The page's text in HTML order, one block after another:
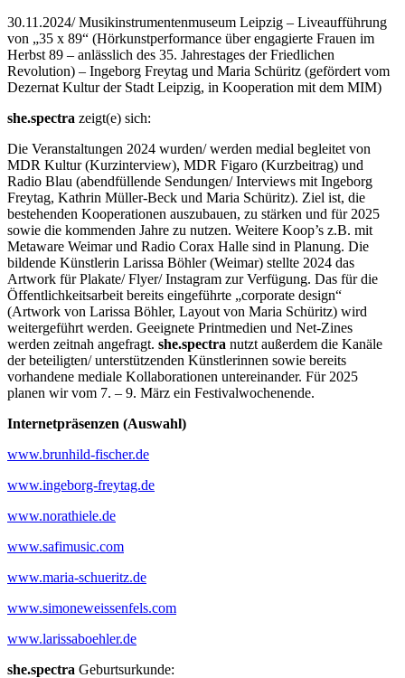
30.11.2024/ Musikinstrumentenmuseum Leipzig – Liveaufführung
von „35 x 89“ (Hörkunstperformance über engagierte Frauen im
Herbst 89 – anlässlich des 35. Jahrestages der Friedlichen
Revolution) – Ingeborg Freytag und Maria Schüritz (gefördert vom
Dezernat Kultur der Stadt Leipzig, in Kooperation mit dem MIM)
she.spectra zeigt(e) sich:
Die Veranstaltungen 2024 wurden/ werden medial begleitet von
MDR Kultur (Kurzinterview), MDR Figaro (Kurzbeitrag) und
Radio Blau (abendfüllende Sendungen/ Interviews mit Ingeborg
Freytag, Kathrin Müller-Beck und Maria Schüritz). Ziel ist, die
bestehenden Kooperationen auszubauen, zu stärken und für 2025
sowie die kommenden Jahre zu nutzen. Weitere Koop’s z.B. mit
Metaware Weimar und Radio Corax Halle sind in Planung. Die
bildende Künstlerin Larissa Böhler (Weimar) stellte 2024 das
Artwork für Plakate/ Flyer/ Instagram zur Verfügung. Das für die
Öffentlichkeitsarbeit bereits eingeführte „corporate design“
(Artwork von Larissa Böhler, Layout von Maria Schüritz) wird
weitergeführt werden. Geeignete Printmedien und Net-Zines
werden zeitnah angefragt. she.spectra nutzt außerdem die Kanäle
der beteiligten/ unterstützenden Künstlerinnen sowie bereits
vorhandene mediale Kollaborationen untereinander. Für 2025
planen wir vom 7. – 9. März ein Festivalwochenende.
Internetpräsenzen (Auswahl)
www.brunhild-fischer.de
www.ingeborg-freytag.de
www.norathiele.de
www.safimusic.com
www.maria-schueritz.de
www.simoneweissenfels.com
www.larissaboehler.de
she.spectra Geburtsurkunde: